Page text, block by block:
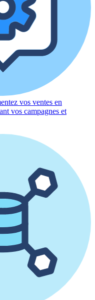
vos ventes en
vos campagnes et